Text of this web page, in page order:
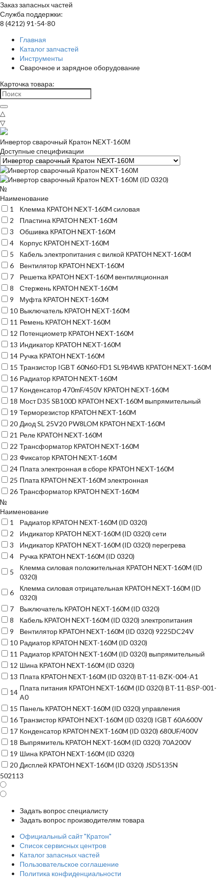
Заказ запасных частей
Служба поддержки:
8 (4212) 91-54-80
Главная
Каталог запчастей
Инструменты
Сварочное и зарядное оборудование
Карточка товара:
△
▽
Инвертор сварочный Кратон NEXT-160М
Доступные спецификации
№
Наименование
1
Клемма КРАТОН NEXT-160M силовая
2
Пластина КРАТОН NEXT-160M
3
Обшивка КРАТОН NEXT-160M
4
Корпус КРАТОН NEXT-160M
5
Кабель электропитания с вилкой КРАТОН NEXT-160M
6
Вентилятор КРАТОН NEXT-160M
7
Решетка КРАТОН NEXT-160M вентиляционная
8
Стержень КРАТОН NEXT-160M
9
Муфта КРАТОН NEXT-160M
10 Выключатель КРАТОН NEXT-160M
11 Ремень КРАТОН NEXT-160M
12 Потенциометр КРАТОН NEXT-160M
13 Индикатор КРАТОН NEXT-160M
14 Ручка КРАТОН NEXT-160M
15 Транзистор IGBT 60N60-FD1 SL9B4WB КРАТОН NEXT-160M
16 Радиатор КРАТОН NEXT-160M
17 Конденсатор 470mF/450V КРАТОН NEXT-160M
18 Мост D35 SB100D КРАТОН NEXT-160M выпрямительный
19 Терморезистор КРАТОН NEXT-160M
20 Диод SL 25V20 PW8LOM КРАТОН NEXT-160M
21 Реле КРАТОН NEXT-160M
22 Трансформатор КРАТОН NEXT-160M
23 Фиксатор КРАТОН NEXT-160M
24 Плата электронная в сборе КРАТОН NEXT-160M
25 Плата КРАТОН NEXT-160M электронная
26 Трансформатор КРАТОН NEXT-160M
№
Наименование
1
Радиатор КРАТОН NEXT-160M (ID 0320)
2
Индикатор КРАТОН NEXT-160M (ID 0320) сети
3
Индикатор КРАТОН NEXT-160M (ID 0320) перегрева
4
Ручка КРАТОН NEXT-160M (ID 0320)
5
Клемма силовая положительная КРАТОН NEXT-160M (ID
0320)
6
Клемма силовая отрицательная КРАТОН NEXT-160M (ID
0320)
7
Выключатель КРАТОН NEXT-160M (ID 0320)
8
Кабель КРАТОН NEXT-160M (ID 0320) электропитания
9
Вентилятор КРАТОН NEXT-160M (ID 0320) 9225DC24V
10 Радиатор КРАТОН NEXT-160M (ID 0320)
11 Радиатор КРАТОН NEXT-160M (ID 0320) выпрямительный
12 Шина КРАТОН NEXT-160M (ID 0320)
13 Плата КРАТОН NEXT-160M (ID 0320) BT-11-BZK-004-A1
14
Плата питания КРАТОН NEXT-160M (ID 0320) BT-11-BSP-001-
A0
15 Панель КРАТОН NEXT-160M (ID 0320) управления
16 Транзистор КРАТОН NEXT-160M (ID 0320) IGBT 60A600V
17 Конденсатор КРАТОН NEXT-160M (ID 0320) 680UF/400V
18 Выпрямитель КРАТОН NEXT-160M (ID 0320) 70A200V
19 Шина КРАТОН NEXT-160M (ID 0320)
20 Дисплей КРАТОН NEXT-160M (ID 0320) JSD5135N
502113
Задать вопрос специалисту
Задать вопрос производителям товара
Официальный сайт "Кратон"
Список сервисных центров
Каталог запасных частей
Пользовательское соглашение
Политика конфиденциальности